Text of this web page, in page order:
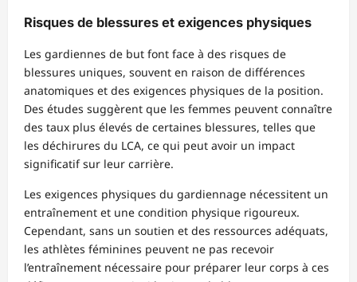
Risques de blessures et exigences physiques
Les gardiennes de but font face à des risques de
blessures uniques, souvent en raison de différences
anatomiques et des exigences physiques de la position.
Des études suggèrent que les femmes peuvent connaître
des taux plus élevés de certaines blessures, telles que
les déchirures du LCA, ce qui peut avoir un impact
significatif sur leur carrière.
Les exigences physiques du gardiennage nécessitent un
entraînement et une condition physique rigoureux.
Cependant, sans un soutien et des ressources adéquats,
les athlètes féminines peuvent ne pas recevoir
l’entraînement nécessaire pour préparer leur corps à ces